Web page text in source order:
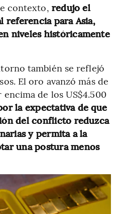
contexto, redujo el
referencia para Asia,
niveles históricamente
también se reflejó
El oro avanzó más de
de los US$4.500
la expectativa de que
del conflicto reduzca
y permita a la
una postura menos